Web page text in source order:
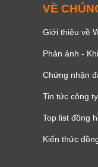
VỀ
Giới thiệu về
Phản ánh -
Chứng nhận
Tin tức công ty
Top list đồng
Kiến thức